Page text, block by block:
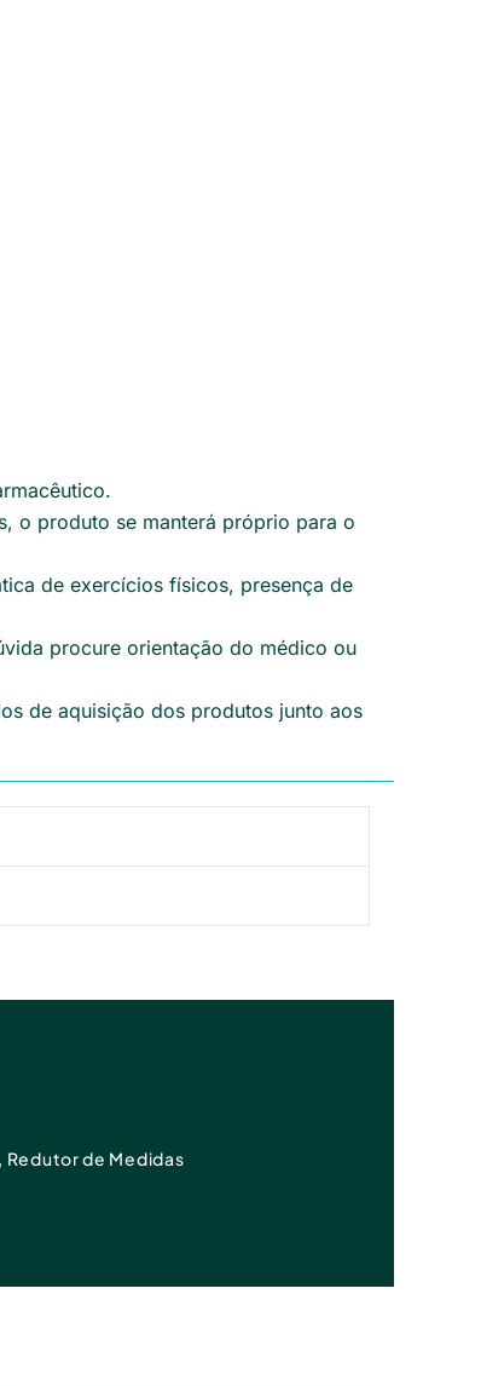
o produto se manterá próprio para o
de exercícios físicos, presença de
procure orientação do médico ou
de aquisição dos produtos junto aos
, Redutor de Medidas